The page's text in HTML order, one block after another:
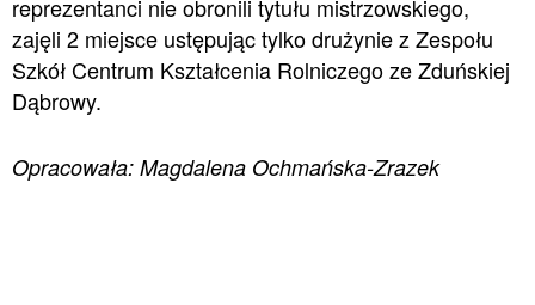
reprezentanci nie obronili tytułu mistrzowskiego,
zajęli 2 miejsce ustępując tylko drużynie z Zespołu
Szkół Centrum Kształcenia Rolniczego ze Zduńskiej
Dąbrowy.
Opracowała: Magdalena Ochmańska-Zrazek